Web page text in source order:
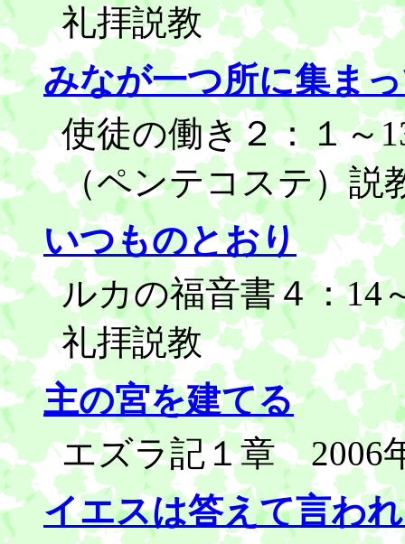
礼拝説教
みなが一つ所に集ま
使徒の働き２：１～
（ペンテコステ）説
いつものとおり
ルカの福音書４：14
礼拝説教
主の宮を建てる
エズラ記１章 2006
イエスは答えて言わ